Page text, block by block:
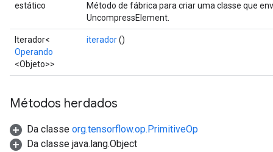
estático
Método de fábrica para criar uma classe que
UncompressElement.
Iterador<
Operando
<Objeto>>
iterador()
Métodos herdados
Da classe org.tensorflow.op.PrimitiveOp
Da classe java.lang.Object